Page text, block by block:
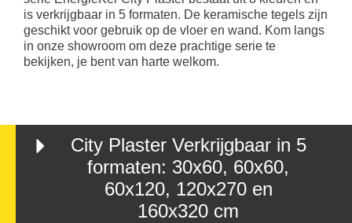
is verkrijgbaar in 5 formaten. De keramische tegels zijn
geschikt voor gebruik op de vloer en wand. Kom langs
in onze showroom om deze prachtige serie te
bekijken, je bent van harte welkom.
City Plaster Verkrijgbaar in 5
formaten: 30x60, 60x60,
60x120, 120x270 en
160x320 cm